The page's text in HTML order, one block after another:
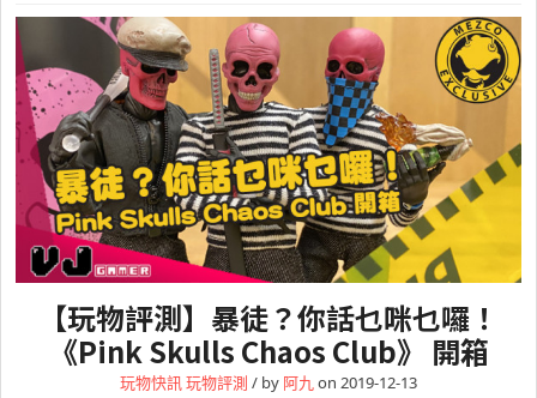
【玩物評測】暴徒？你話乜咪乜囉！
《Pink Skulls Chaos Club》 開箱
玩物快訊 玩物評測 / by 阿九 on 2019-12-13